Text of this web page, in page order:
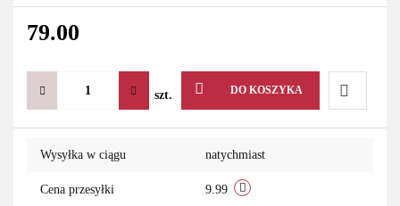
79.00
szt. DO KOSZYKA
Do
Wysyłka w ciągu natychmiast
Cena przesyłki 9.99